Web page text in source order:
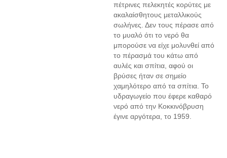
πέτρινες πελεκητές κορύτες με
ακαλαίσθητους μεταλλικούς
σωλήνες. Δεν τους πέρασε από
το μυαλό ότι το νερό θα
μπορούσε να είχε μολυνθεί από
το πέρασμά του κάτω από
αυλές και σπίτια, αφού οι
βρύσες ήταν σε σημείο
χαμηλότερο από τα σπίτια. Το
υδραγωγείο που έφερε καθαρό
νερό από την Κοκκινόβρυση
έγινε αργότερα, το 1959.